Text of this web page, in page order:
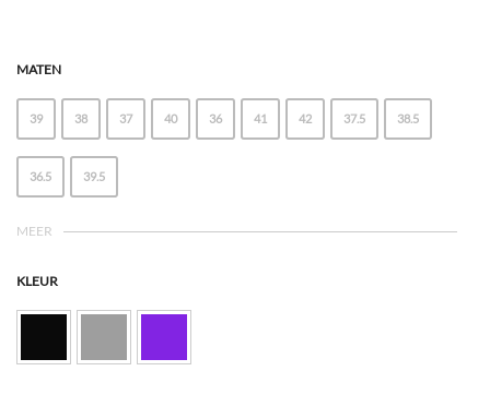
MATEN
39 38 37 40 36 41 42 37.5 38.5
36.5 39.5
MEER
KLEUR